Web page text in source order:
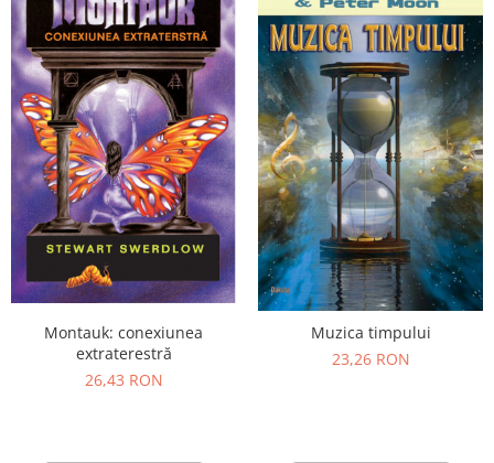
Montauk: conexiunea
extraterestră
26,43 RON
Muzica timpului
23,26 RON